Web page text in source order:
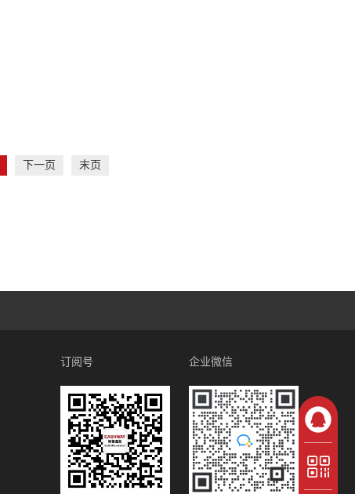
下一页 末页
企业微信
订阅号